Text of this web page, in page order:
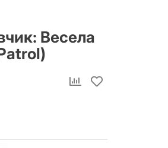
Весела